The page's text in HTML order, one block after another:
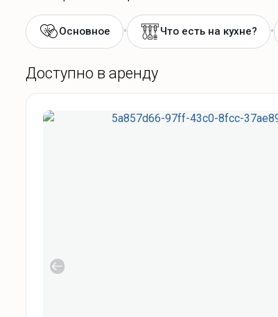
Основное • Что есть на кухне? •
Доступно в аренду